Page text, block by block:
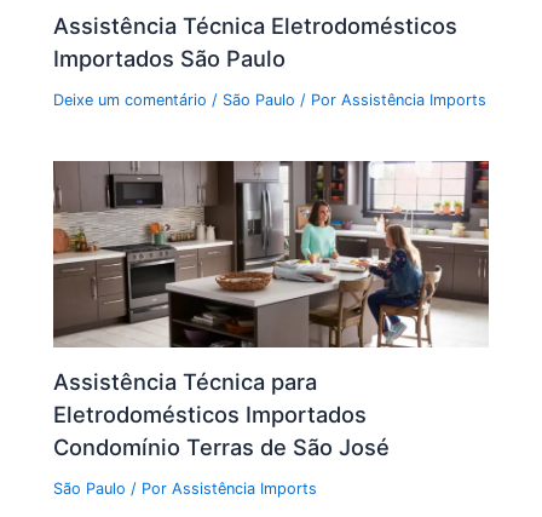
Assistência Técnica Eletrodomésticos
Importados São Paulo
Deixe um comentário / São Paulo / PorAssistência Imports
Assistência Técnica para
Eletrodomésticos Importados
Condomínio Terras de São José
São Paulo / PorAssistência Imports